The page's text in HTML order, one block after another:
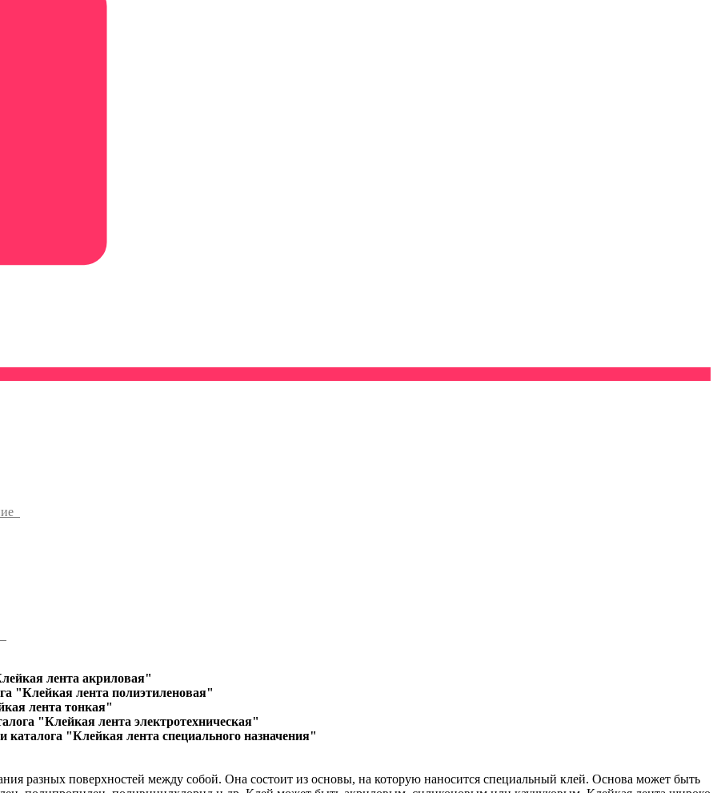
лента акриловая"
"Клейкая лента полиэтиленовая"
лента тонкая"
"Клейкая лента электротехническая"
каталога "Клейкая лента специального назначения"
разных поверхностей между собой. Она состоит из основы, на которую наносится специальный клей. Основа может быть